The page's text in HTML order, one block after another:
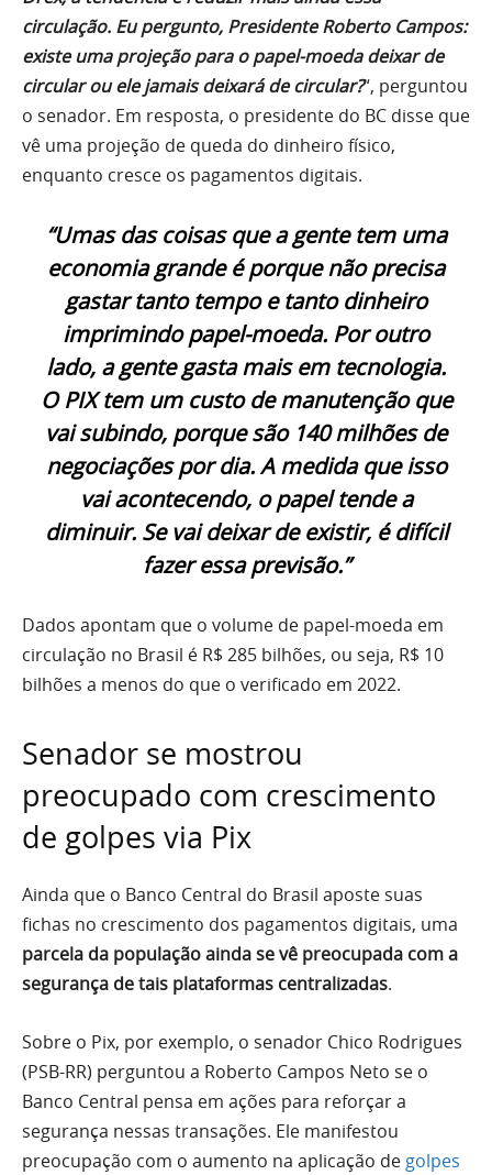
circulação. Eu pergunto, Presidente Roberto Campos:
existe uma projeção para o papel-moeda deixar de
circular ou ele jamais deixará de circular?“, perguntou
o senador. Em resposta, o presidente do BC disse que
vê uma projeção de queda do dinheiro físico,
enquanto cresce os pagamentos digitais.
“Umas das coisas que a gente tem uma
economia grande é porque não precisa
gastar tanto tempo e tanto dinheiro
imprimindo papel-moeda. Por outro
lado, a gente gasta mais em tecnologia.
O PIX tem um custo de manutenção que
vai subindo, porque são 140 milhões de
negociações por dia. A medida que isso
vai acontecendo, o papel tende a
diminuir. Se vai deixar de existir, é difícil
fazer essa previsão.”
Dados apontam que o volume de papel-moeda em
circulação no Brasil é R$ 285 bilhões, ou seja, R$ 10
bilhões a menos do que o verificado em 2022.
Senador se mostrou
preocupado com crescimento
de golpes via Pix
Ainda que o Banco Central do Brasil aposte suas
fichas no crescimento dos pagamentos digitais, uma
parcela da população ainda se vê preocupada com a
segurança de tais plataformas centralizadas.
Sobre o Pix, por exemplo, o senador Chico Rodrigues
(PSB-RR) perguntou a Roberto Campos Neto se o
Banco Central pensa em ações para reforçar a
segurança nessas transações. Ele manifestou
preocupação com o aumento na aplicação de golpes